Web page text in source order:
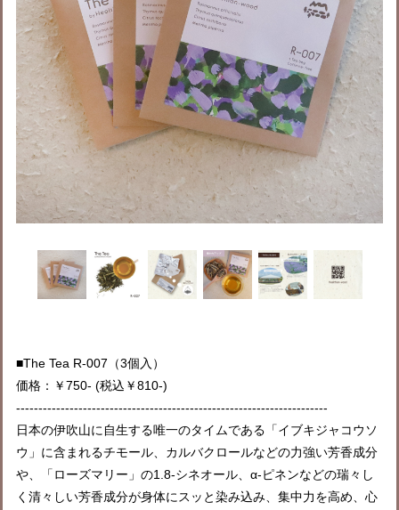
■The Tea R-007（3個入）
価格：￥750- (税込￥810-)
----------------------------------------------------------------------
日本の伊吹山に自生する唯一のタイムである「イブキジャコウソ
ウ」に含まれるチモール、カルバクロールなどの力強い芳香成分
や、「ローズマリー」の1.8-シネオール、α-ピネンなどの瑞々し
く清々しい芳香成分が身体にスッと染み込み、集中力を高め、心